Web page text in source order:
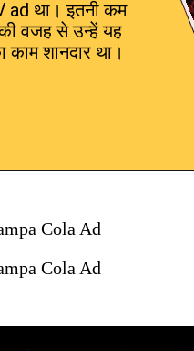
ad था। इतनी कम
वजह से उन्हें यह
काम शानदार था।
Cola Ad
Cola Ad